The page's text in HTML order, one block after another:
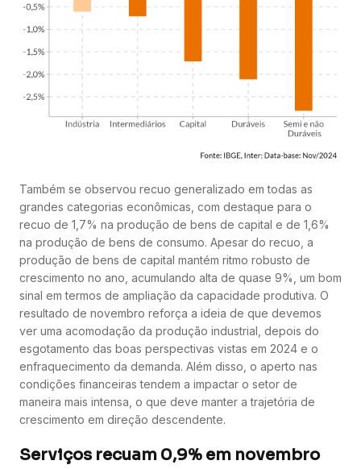
Também se observou recuo generalizado em todas as
grandes categorias econômicas, com destaque para o
recuo de 1,7% na produção de bens de capital e de 1,6%
na produção de bens de consumo. Apesar do recuo, a
produção de bens de capital mantém ritmo robusto de
crescimento no ano, acumulando alta de quase 9%, um bom
sinal em termos de ampliação da capacidade produtiva. O
resultado de novembro reforça a ideia de que devemos
ver uma acomodação da produção industrial, depois do
esgotamento das boas perspectivas vistas em 2024 e o
enfraquecimento da demanda. Além disso, o aperto nas
condições financeiras tendem a impactar o setor de
maneira mais intensa, o que deve manter a trajetória de
crescimento em direção descendente.
Serviços recuam 0,9% em novembro